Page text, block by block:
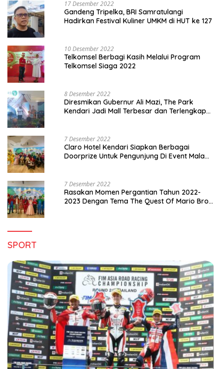
17 Desember 2022
Gandeng Tripelka, BRI Samratulangi
Hadirkan Festival Kuliner UMKM di HUT ke 127
10 Desember 2022
Telkomsel Berbagi Kasih Melalui Program
Telkomsel Siaga 2022
8 Desember 2022
Diresmikan Gubernur Ali Mazi, The Park
Kendari Jadi Mall Terbesar dan Terlengkap
7 Desember 2022
Claro Hotel Kendari Siapkan Berbagai
Doorprize Untuk Pengunjung Di Event Malam
7 Desember 2022
Rasakan Momen Pergantian Tahun 2022-
2023 Dengan Tema The Quest Of Mario Bros
SPORT